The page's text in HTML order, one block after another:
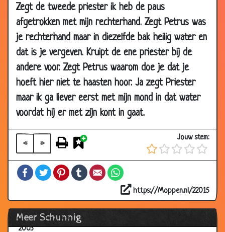
Zegt de tweede priester ik heb de paus
afgetrokken met mijn rechterhand. Zegt Petrus was
je rechterhand maar in diezelfde bak heilig water en
dat is je vergeven. Kruipt de ene priester bij de
andere voor. Zegt Petrus waarom doe je dat je
hoeft hier niet te haasten hoor. Ja zegt Priester
maar ik ga liever eerst met mijn mond in dat water
voordat hij er met zijn kont in gaat.
« »
Jouw stem:
FacebookTwitterPinterestTumblrEmail
https://Moppen.nl/22015
Meer Schunnig
12 Jan
2003
De 2 nonnen
09 Jan
2003
Verstoppertje 3.72
09 Jan
2003
Toppunt
09 Jan
2003
No ... 3.58
08 Jan
2003
3-ling in buik van moeder.... 3.02
2003
2003
3.43
05 Jan
2003
Frans